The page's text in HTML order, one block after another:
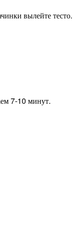
вылейте тесто.
7-10 минут.